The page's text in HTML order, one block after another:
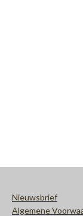
Nieuwsbrief
Algemene